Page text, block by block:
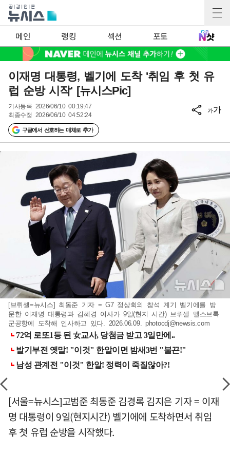
메인 랭킹 섹션 포토
이재명 대통령, 벨기에 도착 '취임 후 첫 유
럽 순방 시작' [뉴시스Pic]
기사등록 2026/06/10 00:19:47
최종수정 2026/06/10 04:52:24
구글에서 선호하는 매체로 추가
가가
[브뤼셀=뉴시스] 최동준 기자 = G7 정상회의 참석 계기 벨기에를 방
문한 이재명 대통령과 김혜경 여사가 9일(현지 시간) 브뤼셀 멜스브룩
군공항에 도착해 인사하고 있다. 2026.06.09. photocdj@newsis.com
[서울=뉴시스]고범준 최동준 김경록 김지은 기자 = 이재
명 대통령이 9일(현지시간) 벨기에에 도착하면서 취임
후 첫 유럽 순방을 시작했다.